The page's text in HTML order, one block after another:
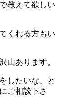
教えて欲しい
くれる方もい
山あります。
したいな、と
ご相談下さ